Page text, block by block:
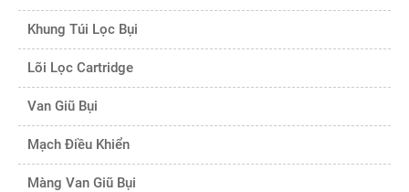
Khung Túi Lọc Bụi
Lõi Lọc Cartridge
Van Giũ Bụi
Mạch Điều Khiển
Màng Van Giũ Bụi